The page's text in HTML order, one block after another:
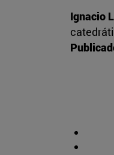
Ignacio